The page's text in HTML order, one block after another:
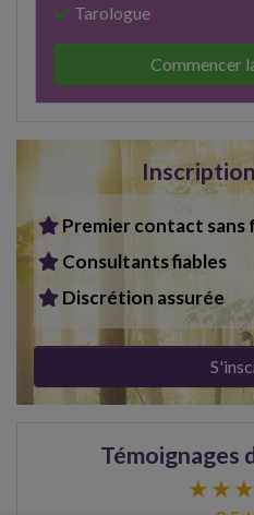
Tarologue
Commencer
Premier contact sans
Consultants fiables
Discrétion assurée
Témoignages